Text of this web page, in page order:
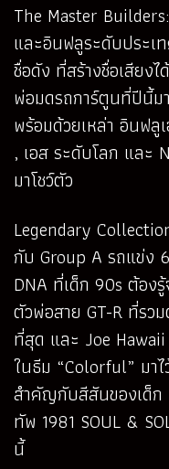
The Master
และอินฟลูระดับประเ
ชื่อดัง ที่สร้างชื่อเสียง
พ่อมดรถการ์ตูนที่ปีนี้ม
พร้อมด้วยเหล่า อินฟลู
, เอส ระดับโลก และ
มาโชว์ตัว
Legendary
กับ Group A รถแข่ง
DNA ที่เด็ก 90s ต้อง
ตัวพ่อสาย GT-R ที่รว
ที่สุด และ Joe
ในธีม “Colorful” มา
สำคัญกับสีสันของเด็ก
ทัพ 1981 SOUL &
นี้